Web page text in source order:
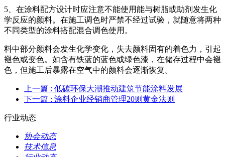
5、在涂料配方设计时应注意不能使用能与树脂或助剂发生化
学反应的颜料。在施工调色时严禁不经过试验，就随意将两种
不同类型的涂料搭配混合调色使用。
料中部分颜料会发生化学变化，失去颜料固有的着色力，引起
褪色或变色。如含有铁蓝的蓝色或绿色漆，在储存过程中会褪
色，但施工后暴露在空气中的颜料会逐渐恢复。
上一篇 : 低碳环保大潮推动建筑节能涂料发展
下一篇 : 涂料企业经销商管理20则黄金法则
行业动态
协会动态
技术信息